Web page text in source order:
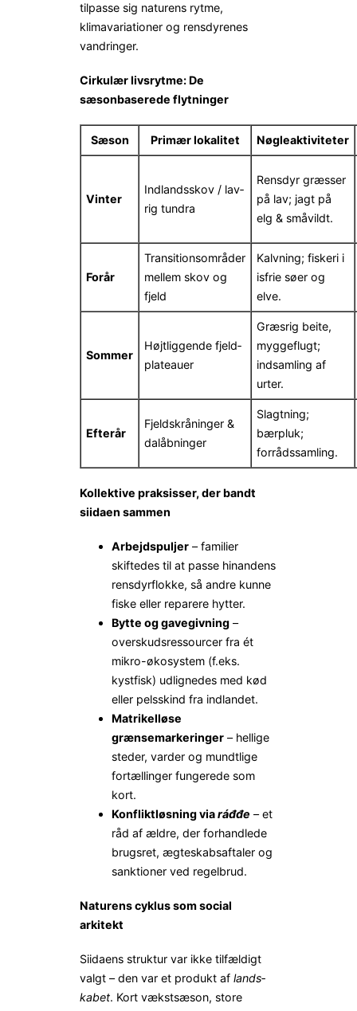
tilpasse sig naturens rytme,
klimavariationer og rensdyrenes
vandringer.
Cirkulær livsrytme: De
sæsonbaserede flytninger
Sæson Primær lokalitet Nøgleaktiviteter
Vinter
Indlands­skov / lav­
rig tundra
Rensdyr græsser
på lav; jagt på
elg & småvildt.
Forår
Transitionsområder
mellem skov og
fjeld
Kalvning; fiskeri i
isfrie søer og
elve.
Sommer
Højtliggende fjeld­
plateauer
Græsrig beite,
myggeflugt;
indsamling af
urter.
Efterår
Fjeldskråninger &
dalåbninger
Slagtning;
bærpluk;
forrådssamling.
Kollektive praksisser, der bandt
siidaen sammen
Arbejdspuljer – familier
skiftedes til at passe hinandens
rensdyrflokke, så andre kunne
fiske eller reparere hytter.
Bytte og gavegivning –
overskudsressourcer fra ét
mikro-økosystem (f.eks.
kystfisk) udlignedes med kød
eller pelsskind fra indlandet.
Matrikelløse
grænsemarkeringer – hellige
steder, varder og mundtlige
fortællinger fungerede som
kort.
Konfliktløsning viaráđđe – et
råd af ældre, der forhandlede
brugsret, ægteskabsaftaler og
sanktioner ved regelbrud.
Naturens cyklus som social
arkitekt
Siidaens struktur var ikke tilfældigt
valgt – den var et produkt af lands­
kabet. Kort vækstsæson, store